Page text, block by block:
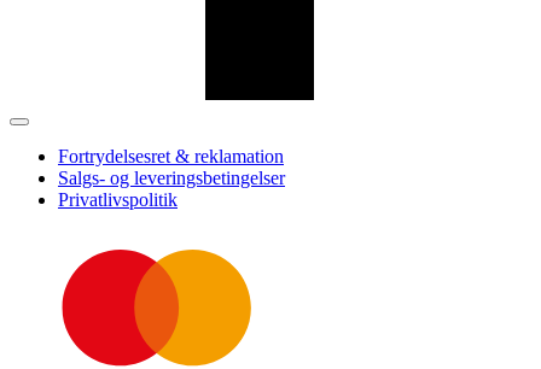
Fortrydelsesret & reklamation
Salgs- og leveringsbetingelser
Privatlivspolitik